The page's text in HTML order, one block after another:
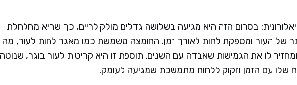
בסרום הזה היא מגיעה בשלושה גדלים מולקולריים, כך שהיא מחלחלת
של העור ומספקת לחות לאורך זמן. החומצה משמשת כמו מאגר לחות לעור, מה
לו את הגמישות שאבדה עם השנים. תוספת זו היא קריטית לעור בוגר, שנוטה
שלו עם הזמן וזקוק ללחות מתמשכת שמגיעה לעומק.